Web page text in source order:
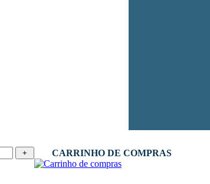
CARRINHO DE COMPRAS